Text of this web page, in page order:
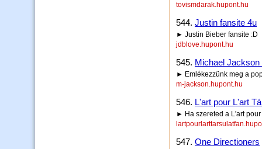
tovismdarak.hupont.hu
544. Justin fansite 4u
► Justin Bieber fansite :D
jdblove.hupont.hu
545. Michael Jackson
► Emlékezzünk meg a
m-jackson.hupont.hu
546. L'art pour L'art
► Ha szereted a L'art
547. One Directioners